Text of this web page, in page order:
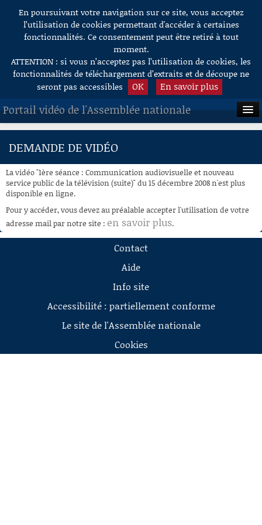
Aller au contenu
En poursuivant votre navigation sur ce site, vous acceptez
l’utilisation de cookies permettant d'accéder à certaines
fonctionnalités. Ce consentement peut être retiré à tout
moment.
ATTENTION : si vous n’acceptez pas l’utilisation de cookies, les
fonctionnalités de téléchargement d’extraits et de découpe ne
seront pas accessibles
OK En savoir plus
Portail vidéo de l'Assemblée nationale
ACCUEIL
À LA DEMANDE
RECHERCHE
AIDE À LA DÉCOUPE
DE VIDÉOS
DEMANDE DE VIDÉO
La vidéo "1ère séance : Communication audiovisuelle et nouveau
service public de la télévision (suite)" du 15 décembre 2008 n'est plus
disponible en ligne.
Pour y accéder, vous devez au préalable accepter l'utilisation de votre
adresse mail par notre site : en savoir plus.
Contact
Aide
Info site
Accessibilité : partiellement conforme
Le site de l'Assemblée nationale
Cookies